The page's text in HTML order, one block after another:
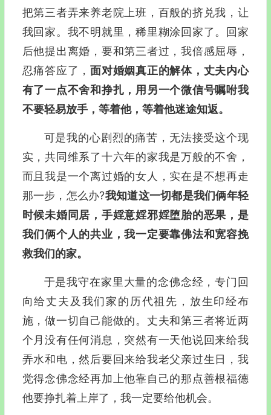
把第三者弄来养老院上班，百般的挤兑我，让
我回家。我不明就里，稀里糊涂回家了。回家
后他提出离婚，要和第三者过，我倍感屈辱，
忍痛答应了，面对婚姻真正的解体，丈夫内心
有了一点不舍和挣扎，用另一个微信号嘱咐我
不要轻易放手，等着他，等着他迷途知返。
可是我的心剧烈的痛苦，无法接受这个现
实，共同维系了十六年的家我是万般的不舍，
而且我是一个离过婚的女人，实在是不想再走
那一步，怎么办?我知道这一切都是我们俩年轻
时候未婚同居，手婬意婬邪婬堕胎的恶果，是
我们俩个人的共业，我一定要靠佛法和宽容挽
救我们的家。
于是我守在家里大量的念佛念经，专门回
向给丈夫及我们家的历代祖先，放生印经布
施，做一切自己能做的。丈夫和第三者将近两
个月没有任何消息，突然有一天他说回来给我
弄水和电，然后要回来给我老父亲过生日，我
觉得念佛念经再加上他靠自己的那点善根福德
他要挣扎着上岸了，我一定要给他机会。